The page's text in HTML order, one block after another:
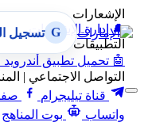
الإشعارات
🔔 إدارة الإشعارات
التطبيقات
🤖 تحميل تطبيق أندرويد
التواصل الاجتماعي |
قناة تيليجرام
واتساب
بوت المناهج
G تسجيل